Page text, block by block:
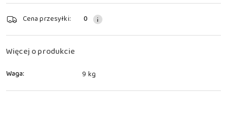
Dostępność
i
dostawa
Cena przesyłki: 0
Więcej o produkcie
Waga: 9 kg